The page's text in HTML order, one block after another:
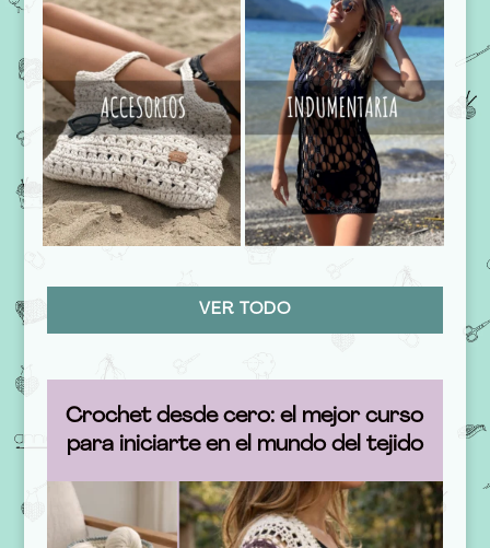
VER TODO
Crochet desde cero: el mejor curso
para iniciarte en el mundo del tejido